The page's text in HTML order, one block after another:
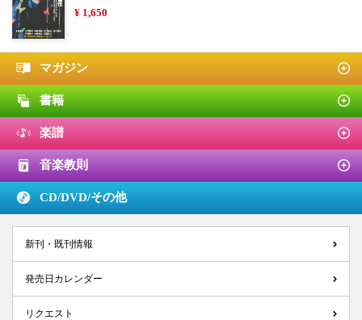
¥ 1,650
マガジン
書籍
楽譜
音楽教則
CD/DVD/その他
新刊・既刊情報
発売日カレンダー
リクエスト